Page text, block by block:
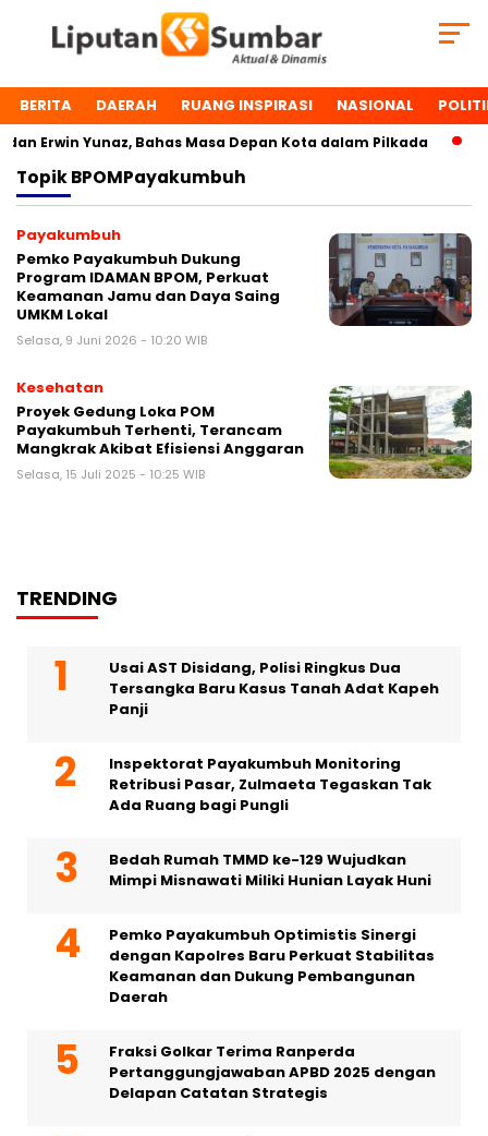
BERITA DAERAH RUANG INSPIRASI NASIONAL
Erwin Yunaz, Bahas Masa Depan Kota dalam Pilkada
TopikBPOMPayakumbuh
Payakumbuh
Pemko Payakumbuh Dukung
Program IDAMAN BPOM, Perkuat
Keamanan Jamu dan Daya Saing
UMKM Lokal
Selasa, 9 Juni 2026 - 10:20 WIB
Kesehatan
Proyek Gedung Loka POM
Payakumbuh Terhenti, Terancam
Mangkrak Akibat Efisiensi Anggaran
Selasa, 15 Juli 2025 - 10:25 WIB
TRENDING
Usai AST Disidang, Polisi Ringkus Dua
Tersangka Baru Kasus Tanah Adat Kapeh
Panji
Inspektorat Payakumbuh Monitoring
Retribusi Pasar, Zulmaeta Tegaskan Tak
Ada Ruang bagi Pungli
Bedah Rumah TMMD ke-129 Wujudkan
Mimpi Misnawati Miliki Hunian Layak Huni
Pemko Payakumbuh Optimistis Sinergi
dengan Kapolres Baru Perkuat Stabilitas
Keamanan dan Dukung Pembangunan
Daerah
Fraksi Golkar Terima Ranperda
Pertanggungjawaban APBD 2025 dengan
Delapan Catatan Strategis